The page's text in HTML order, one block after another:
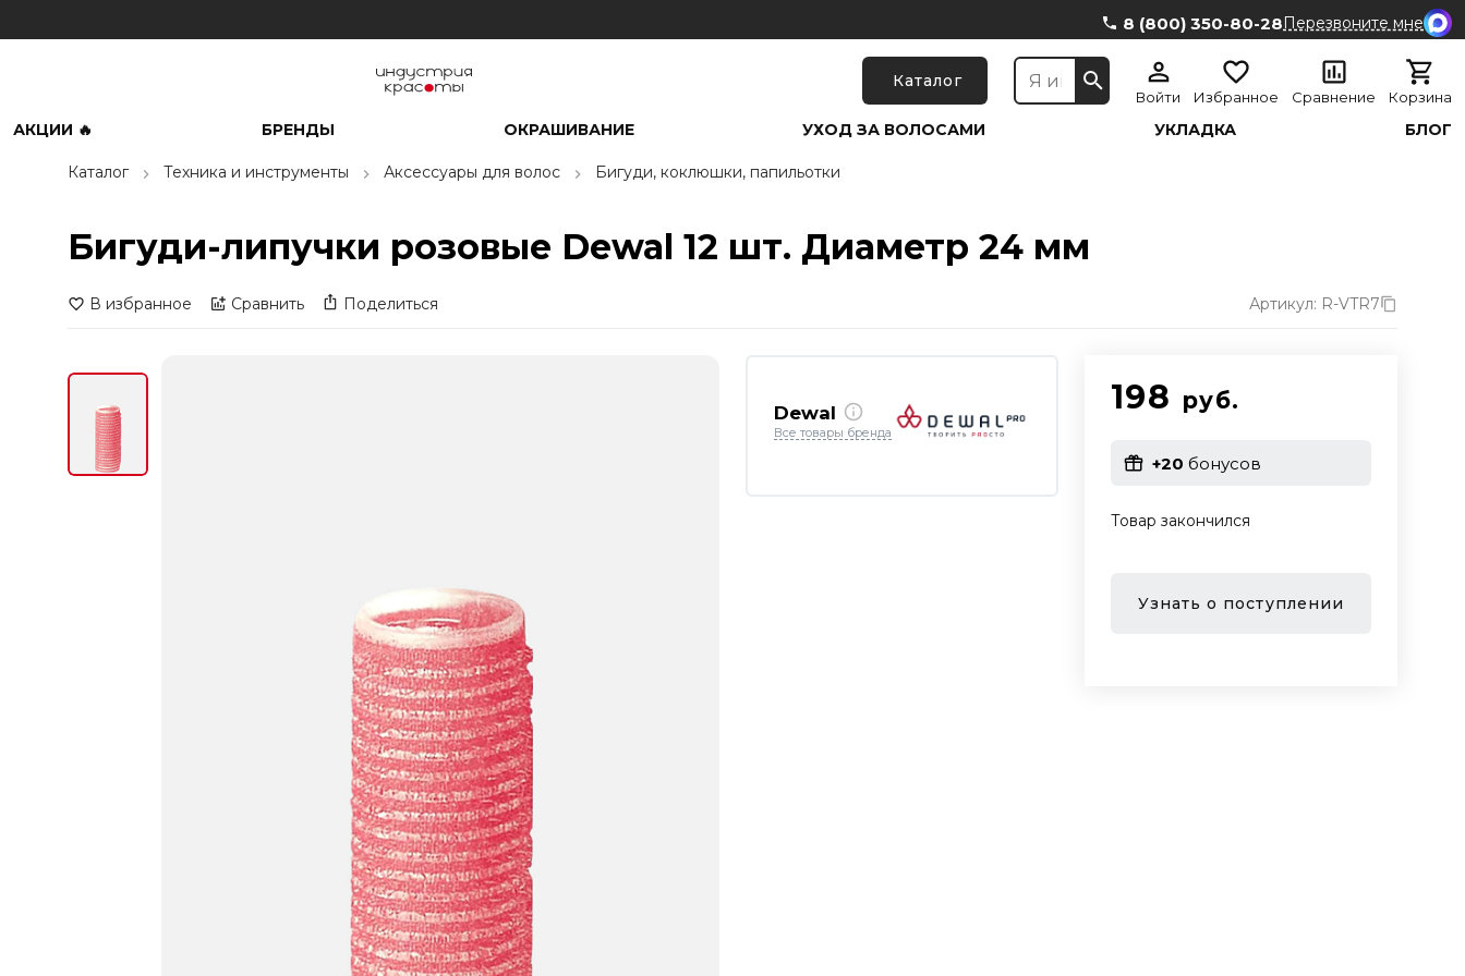
8 (800) 350-80-28Перезвоните мне
Каталог
Войти Избранное Сравнение Корзина
АКЦИИ 🔥 БРЕНДЫ ОКРАШИВАНИЕ УХОД ЗА ВОЛОСАМИ УКЛАДКА БЛОГ
Каталог Техника и инструменты Аксессуары для волос Бигуди, коклюшки, папильотки
Бигуди-липучки розовые Dewal 12 шт. Диаметр 24 мм
В избранное Сравнить Поделиться Артикул: R-VTR7
Dewal
Все товары бренда
198 руб.
+20 бонусов
Товар закончился
Узнать о поступлении